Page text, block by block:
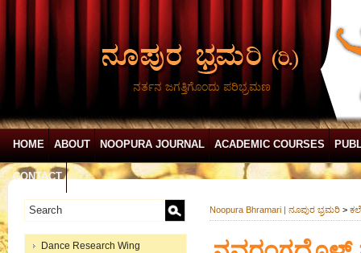
ನರ್ತನ ಜಗತ್ತಿಗೊಂದು ಪರಿಭ್ರಮಣ
HOME ABOUT NOOPURA JOURNAL ACADEMIC COURSES
CONTACT
Dance Research Wing
Noopura Bhramari | ನೂಪುರ ಭ್ರಮರಿ > ಕಲೆ